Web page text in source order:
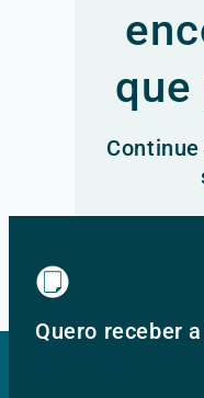
que
Quero receber